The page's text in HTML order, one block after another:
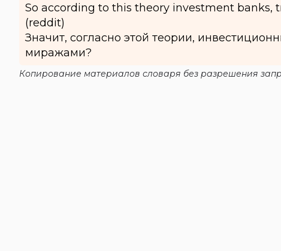
So according to this theory investment banks,
(reddit)
Значит, согласно этой теории,
миражами?
Копирование материалов словаря без разрешения